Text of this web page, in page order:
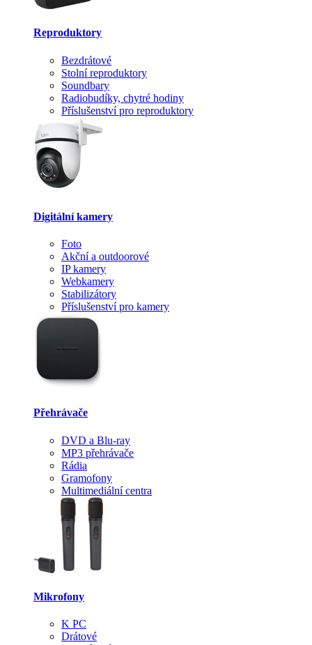
Reproduktory
Bezdrátové
Stolní reproduktory
Soundbary
Radiobudíky, chytré hodiny
Příslušenství pro reproduktory
Digitální kamery
Foto
Akční a outdoorové
IP kamery
Webkamery
Stabilizátory
Příslušenství pro kamery
Přehrávače
DVD a Blu-ray
MP3 přehrávače
Rádia
Gramofony
Multimediální centra
Mikrofony
K PC
Drátové